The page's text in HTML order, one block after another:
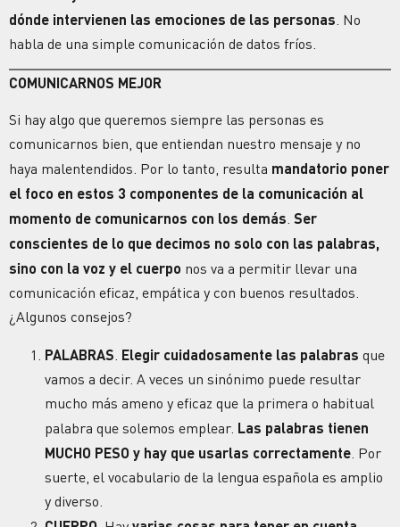
dónde intervienen las emociones de las personas . No
habla de una simple comunicación de datos fríos.
COMUNICARNOS MEJOR
Si hay algo que queremos siempre las personas es
comunicarnos bien, que entiendan nuestro mensaje y no
haya malentendidos. Por lo tanto, resulta mandatorio poner
el foco en estos 3 componentes de la comunicación al
momento de comunicarnos con los demás. Ser
conscientes de lo que decimos no solo con las palabras,
sino con la voz y el cuerpo nos va a permitir llevar una
comunicación eficaz, empática y con buenos resultados.
¿Algunos consejos?
PALABRAS Elegir cuidadosamente las palabras que
vamos a decir. A veces un sinónimo puede resultar
mucho más ameno y eficaz que la primera o habitual
palabra que solemos emplear. Las palabras tienen
MUCHO PESO y hay que usarlas correctamente . Por
suerte, el vocabulario de la lengua española es amplio
y diverso.